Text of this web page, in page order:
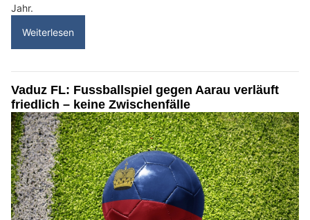
Jahr.
Weiterlesen
Vaduz FL: Fussballspiel gegen Aarau verläuft
friedlich – keine Zwischenfälle